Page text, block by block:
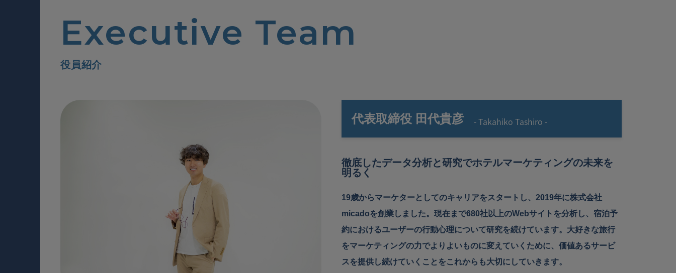
Executive Team
役員紹介
代表取締役 田代貴彦 - Takahiko Tashiro -
徹底したデータ分析と研究でホテルマーケティングの未来を
明るく
19歳からマーケターとしてのキャリアをスタートし、2019年に株式会社
micadoを創業しました。現在まで680社以上のWebサイトを分析し、宿泊予
約におけるユーザーの行動心理について研究を続けています。大好きな旅行
をマーケティングの力でよりよいものに変えていくために、価値あるサービ
スを提供し続けていくことをこれからも大切にしていきます。